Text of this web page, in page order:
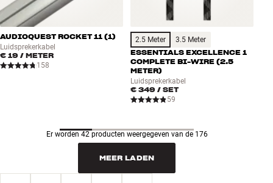
AUDIOQUEST ROCKET 11 (1)
Luidsprekerkabel
€ 19 / METER
158
2.5 Meter 3.5 Meter
ESSENTIALS EXCELLENCE 1
COMPLETE BI-WIRE (2.5
METER)
Luidsprekerkabel
€ 349 / SET
59
Er worden 42 producten weergegeven van de 176
MEER LADEN